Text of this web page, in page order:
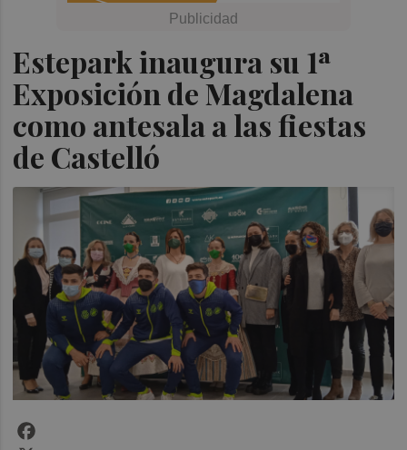
Estepark inaugura su 1ª
Exposición de Magdalena
como antesala a las fiestas
de Castelló